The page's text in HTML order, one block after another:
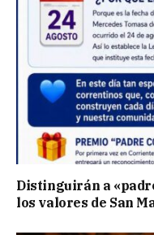
Distinguirán a
los valores de San